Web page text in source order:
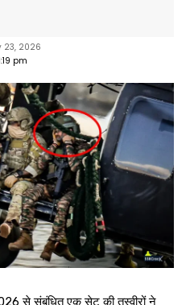
pm
23, 2026
से संबंधित एक सेट की तस्वीरों ने